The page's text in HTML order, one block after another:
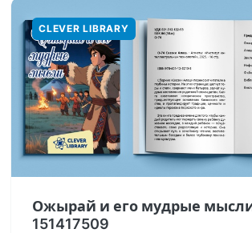
CLEVER LIBRARY
Ожырай и его мудрые
151417509